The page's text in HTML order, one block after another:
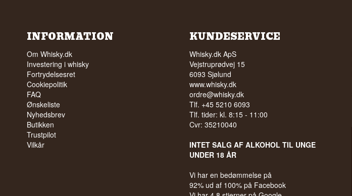
INFORMATION
Om Whisky.dk
Investering i whisky
Fortrydelsesret
Cookiepolitik
FAQ
Ønskeliste
Nyhedsbrev
Butikken
Trustpilot
Vilkår
KUNDESERVICE
Whisky.dk ApS
Vejstruprødvej 15
6093 Sjølund
www.whisky.dk
ordre@whisky.dk
Tlf. +45 5210 6093
Tlf. tider: kl. 8:15 - 11:00
Cvr: 35210040
INTET SALG AF ALKOHOL TIL UNGE
UNDER 18 ÅR
Vi har en bedømmelse på
92% ud af 100% på Facebook